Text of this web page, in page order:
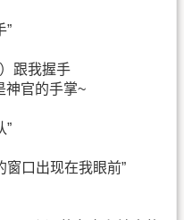
”
跟我握手
官的手掌~
”
窗口出现在我眼前”